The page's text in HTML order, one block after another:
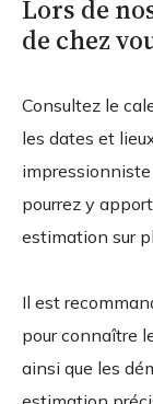
Lors de
de chez
Consultez le
les dates et
impressionniste
pourrez y
estimation sur
Il est
pour connaître
ainsi que les